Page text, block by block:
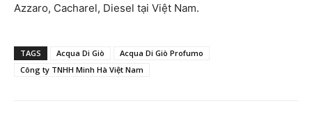
Azzaro, Cacharel, Diesel tại Việt Nam.
TAGS Acqua Di Giò
Acqua Di Giò Profumo
Công ty TNHH Minh Hà Việt Nam